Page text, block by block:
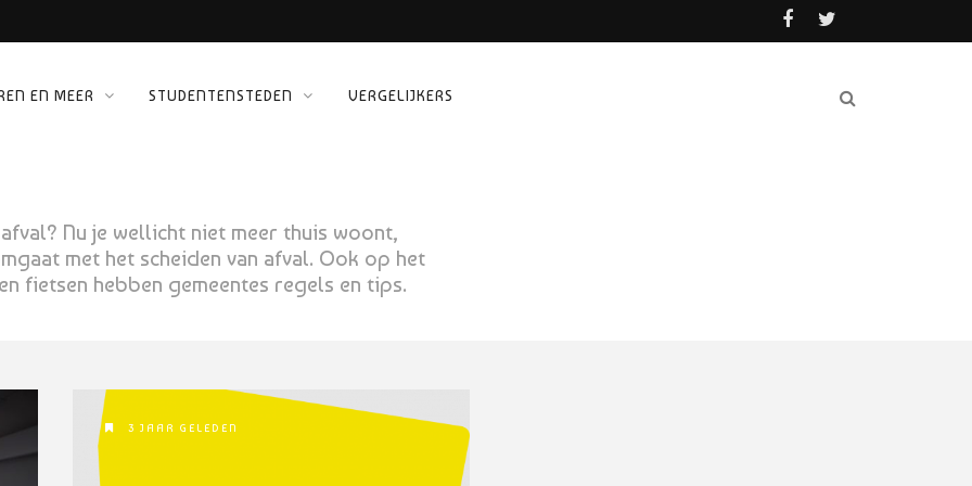
EN MEER STUDENTENSTEDEN VERGELIJKERS
Nu je wellicht niet meer thuis woont,
met het scheiden van afval. Ook op het
fietsen hebben gemeentes regels en tips.
3 JAAR GELEDEN